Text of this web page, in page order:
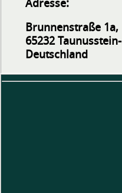
Adresse:
Brunnenstraße 1a,
65232
Deutschland